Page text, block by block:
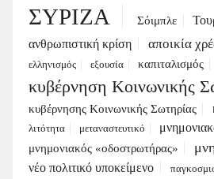
ΣΥΡΙΖΑ Σόιμπλε
ανθρωπιστική κρίση αποικία
ελληνισμός
εξουσία καπιταλισμός
κυβέρνηση Κοινωνικής
κυβέρνησης Κοινωνικής Σωτηρίας
λιτότητα μεταναστευτικό
μνημονιακός «οδοστρωτήρας»
νέο πολιτικό υποκείμενο